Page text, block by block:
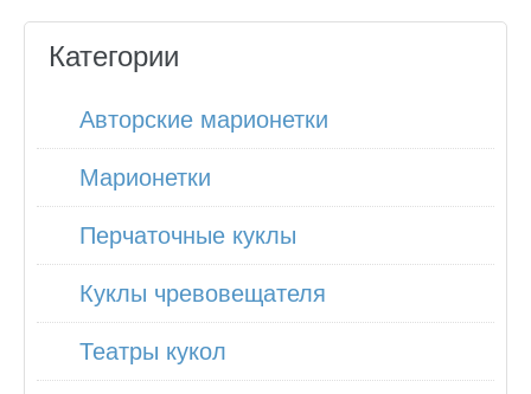
Категории
Авторские марионетки
Марионетки
Перчаточные куклы
Куклы чревовещателя
Театры кукол